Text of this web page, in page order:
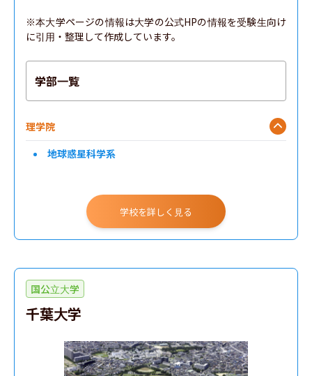
※本大学ページの情報は大学の公式HPの情報を受験生向け
に引用・整理して作成しています。
学部一覧
理学院
地球惑星科学系
学校を詳しく見る
国公立大学
千葉大学